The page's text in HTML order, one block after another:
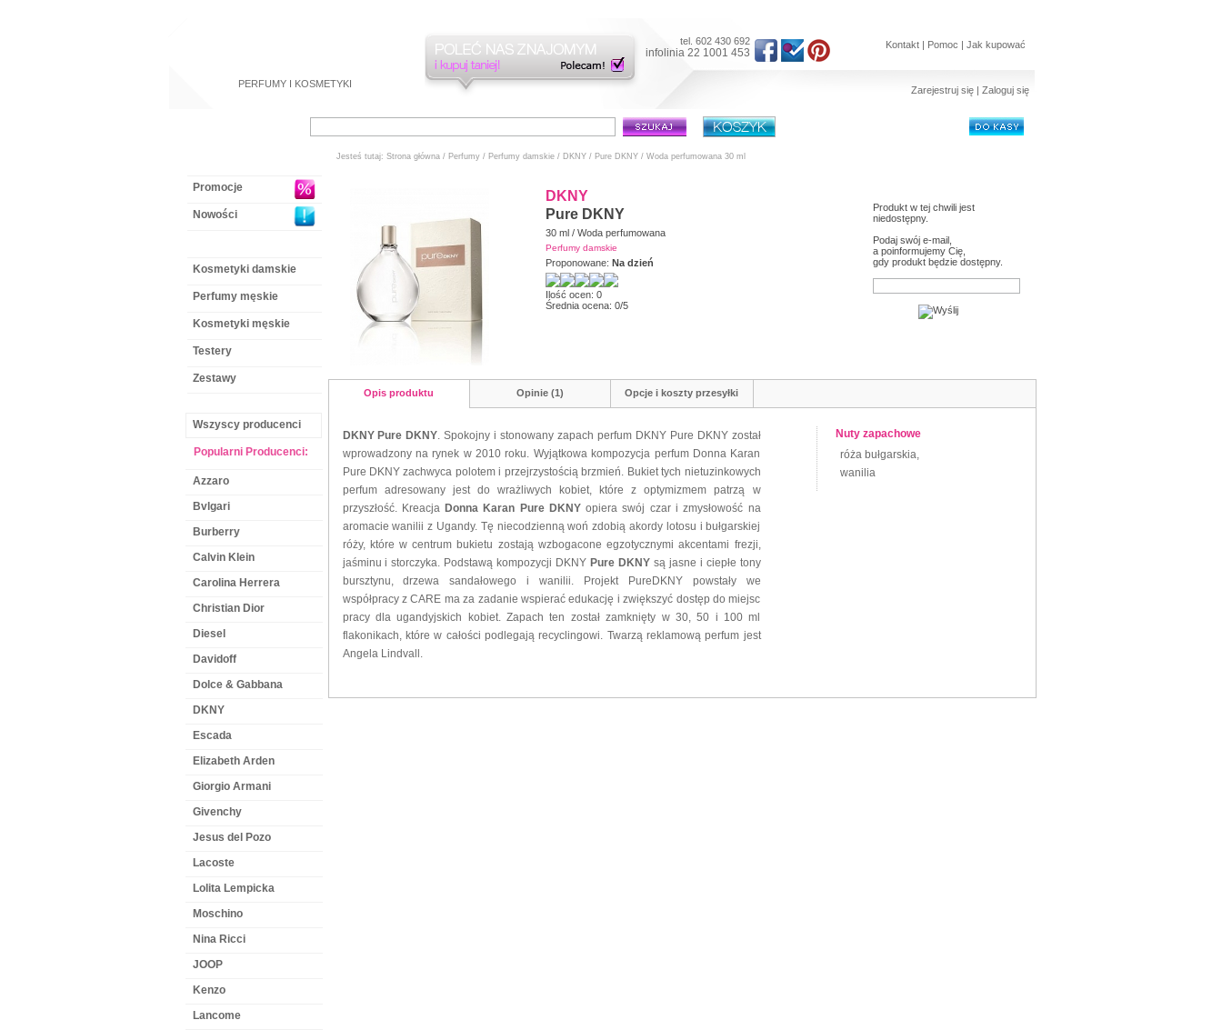
PERFUMY I KOSMETYKI
Kontakt| Pomoc | Jak kupować
tel. 602 430 692
infolinia 22 1001 453
Zarejestruj się| Zaloguj się
Promocje
Nowości
Kosmetyki damskie
Perfumy męskie
Kosmetyki męskie
Testery
Zestawy
Wszyscy producenci
Popularni Producenci:
Azzaro
Bvlgari
Burberry
Calvin Klein
Carolina Herrera
Christian Dior
Diesel
Davidoff
Dolce & Gabbana
DKNY
Escada
Elizabeth Arden
Giorgio Armani
Givenchy
Jesus del Pozo
Lacoste
Lolita Lempicka
Moschino
Nina Ricci
JOOP
Kenzo
Lancome
Jesteś tutaj: Strona główna/ Perfumy/ Perfumy damskie/ DKNY/ Pure DKNY/ Woda perfumowana 30 ml
DKNY
Pure DKNY
30 ml / Woda perfumowana
Perfumy damskie
Proponowane: Na dzień
Ilość ocen: 0
Średnia ocena: 0/5
Produkt w tej chwili jest
niedostępny.
Podaj swój e-mail,
a poinformujemy Cię,
gdy produkt będzie dostępny.
Opis produktu Opinie (1) Opcje i koszty przesyłki
DKNY Pure DKNY. Spokojny i stonowany zapach perfum DKNY Pure DKNY został
wprowadzony na rynek w 2010 roku. Wyjątkowa kompozycja perfum Donna Karan
Pure DKNY zachwyca polotem i przejrzystością brzmień. Bukiet tych nietuzinkowych
perfum adresowany jest do wrażliwych kobiet, które z optymizmem patrzą w
przyszłość. Kreacja Donna Karan Pure DKNYopiera swój czar i zmysłowość na
aromacie wanilii z Ugandy. Tę niecodzienną woń zdobią akordy lotosu i bułgarskiej
róży, które w centrum bukietu zostają wzbogacone egzotycznymi akcentami frezji,
jaśminu i storczyka. Podstawą kompozycji DKNY Pure DKNYsą jasne i ciepłe tony
bursztynu, drzewa sandałowego i wanilii. Projekt PureDKNY powstały we
współpracy z CARE ma za zadanie wspierać edukację i zwiększyć dostęp do miejsc
pracy dla ugandyjskich kobiet. Zapach ten został zamknięty w 30, 50 i 100 ml
flakonikach, które w całości podlegają recyclingowi. Twarzą reklamową perfum jest
Angela Lindvall.
Nuty zapachowe
róża bułgarskia,
wanilia